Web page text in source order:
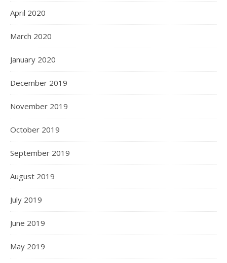
April 2020
March 2020
January 2020
December 2019
November 2019
October 2019
September 2019
August 2019
July 2019
June 2019
May 2019